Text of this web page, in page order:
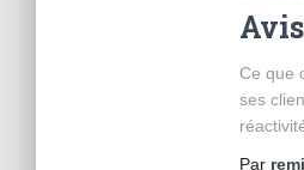
Ce que
ses
Par